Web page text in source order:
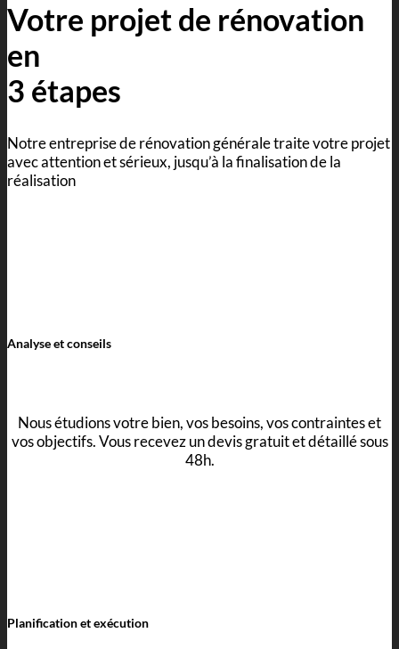
Votre projet de rénovation
en
3 étapes
Notre entreprise de rénovation générale traite votre projet
avec attention et sérieux, jusqu’à la finalisation de la
réalisation
Analyse et conseils
Nous étudions votre bien, vos besoins, vos contraintes et
vos objectifs. Vous recevez un devis gratuit et détaillé sous
48h.
Planification et exécution